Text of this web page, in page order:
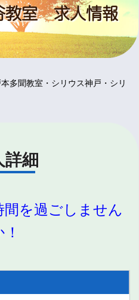
教室 求人情報
多聞教室・シリウス神戸・シリ
詳細
を過ごしません